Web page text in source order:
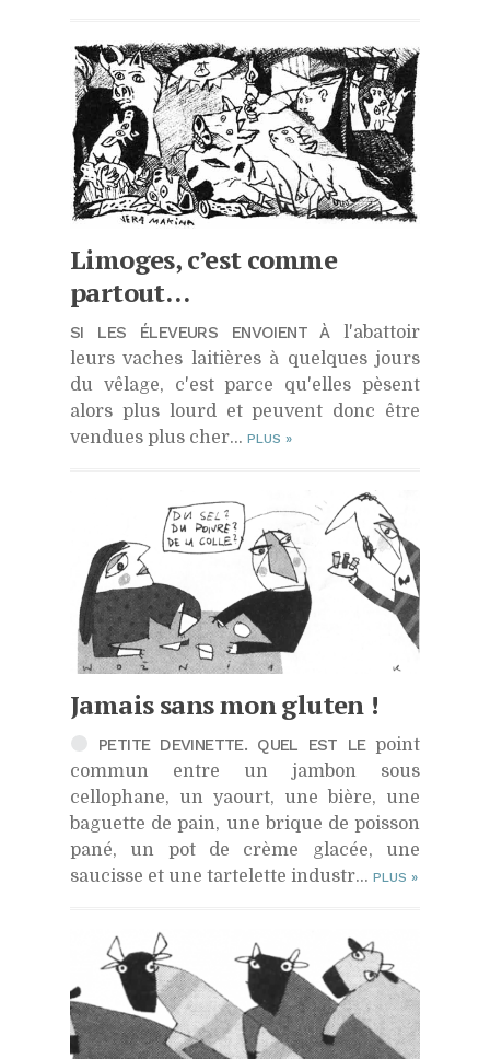
Limoges, c’est comme
partout…
SI LES ÉLEVEURS ENVOIENT Àl'abattoir
leurs vaches laitières à quelques jours
du vêlage, c'est parce qu'elles pèsent
alors plus lourd et peuvent donc être
vendues plus cher… PLUS »
Jamais sans mon gluten !
PETITE DEVINETTE. QUEL EST LEpoint
commun entre un jambon sous
cellophane, un yaourt, une bière, une
baguette de pain, une brique de poisson
pané, un pot de crème glacée, une
saucisse et une tartelette industr... PLUS »